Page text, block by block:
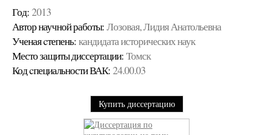
Год: 2013
Автор научной работы: Лозовая, Лидия Анатольевна
Ученая cтепень: кандидата исторических наук
Место защиты диссертации: Томск
Код cпециальности ВАК: 24.00.03
Купить диссертацию